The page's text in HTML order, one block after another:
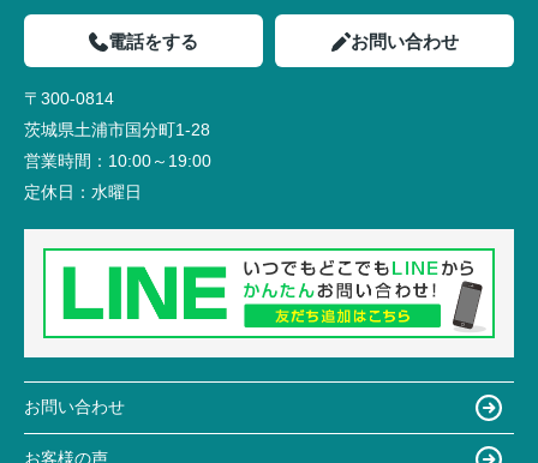
電話をする お問い合わせ
〒300-0814
茨城県土浦市国分町1-28
営業時間： 10:00～19:00
定休日： 水曜日
お問い合わせ
お客様の声